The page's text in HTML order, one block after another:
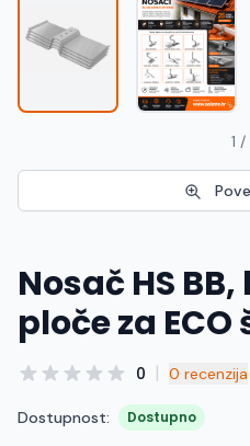
1
Nosač HS
ploče za ECO
0 | 0 recenzija
Dostupnost: Dostupno